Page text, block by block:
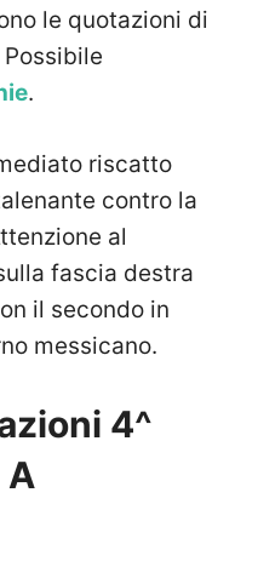
le quotazioni di
.
riscatto
contro la
al
fascia destra
il secondo in
messicano.
4^
A